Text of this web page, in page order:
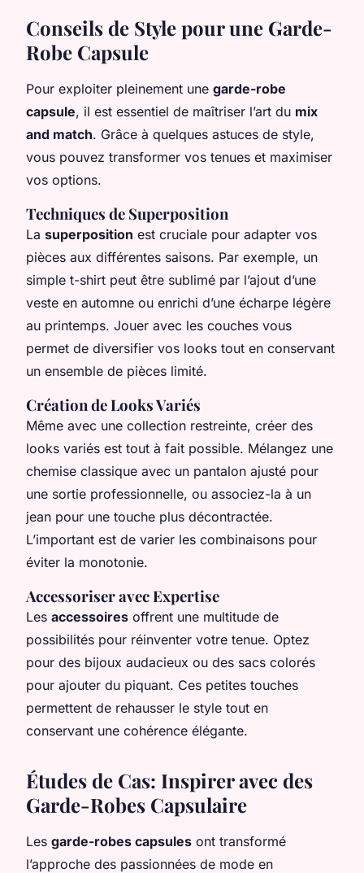
Conseils de Style pour une Garde-
Robe Capsule
Pour exploiter pleinement une garde-robe
capsule, il est essentiel de maîtriser l’art du mix
and match. Grâce à quelques astuces de style,
vous pouvez transformer vos tenues et maximiser
vos options.
Techniques de Superposition
La superposition est cruciale pour adapter vos
pièces aux différentes saisons. Par exemple, un
simple t-shirt peut être sublimé par l’ajout d’une
veste en automne ou enrichi d’une écharpe légère
au printemps. Jouer avec les couches vous
permet de diversifier vos looks tout en conservant
un ensemble de pièces limité.
Création de Looks Variés
Même avec une collection restreinte, créer des
looks variés est tout à fait possible. Mélangez une
chemise classique avec un pantalon ajusté pour
une sortie professionnelle, ou associez-la à un
jean pour une touche plus décontractée.
L’important est de varier les combinaisons pour
éviter la monotonie.
Accessoriser avec Expertise
Les accessoires offrent une multitude de
possibilités pour réinventer votre tenue. Optez
pour des bijoux audacieux ou des sacs colorés
pour ajouter du piquant. Ces petites touches
permettent de rehausser le style tout en
conservant une cohérence élégante.
Études de Cas: Inspirer avec des
Garde-Robes Capsulaire
Les garde-robes capsules ont transformé
l’approche des passionnées de mode en